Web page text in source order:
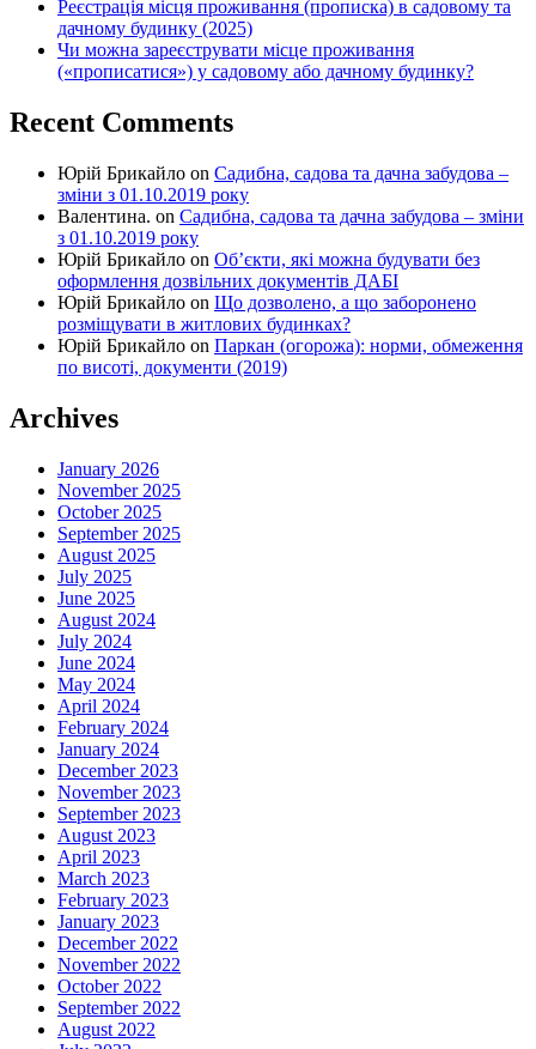
Реєстрація місця проживання (прописка) в садовому та
дачному будинку (2025)
Чи можна зареєструвати місце проживання
(«прописатися») у садовому або дачному будинку?
Recent Comments
Юрій Брикайло on Садибна, садова та дачна забудова –
зміни з 01.10.2019 року
Валентина. on Садибна, садова та дачна забудова – зміни
з 01.10.2019 року
Юрій Брикайло on Об’єкти, які можна будувати без
оформлення дозвільних документів ДАБІ
Юрій Брикайло on Що дозволено, а що заборонено
розміщувати в житлових будинках?
Юрій Брикайло on Паркан (огорожа): норми, обмеження
по висоті, документи (2019)
Archives
January 2026
November 2025
October 2025
September 2025
August 2025
July 2025
June 2025
August 2024
July 2024
June 2024
May 2024
April 2024
February 2024
January 2024
December 2023
November 2023
September 2023
August 2023
April 2023
March 2023
February 2023
January 2023
December 2022
November 2022
October 2022
September 2022
August 2022